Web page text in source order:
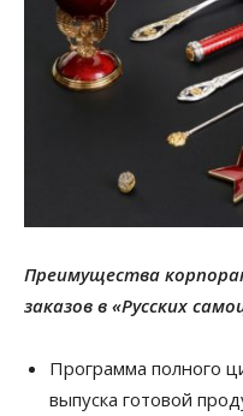
Преимущества
заказов в «Русских
Программа полного
выпуска готовой